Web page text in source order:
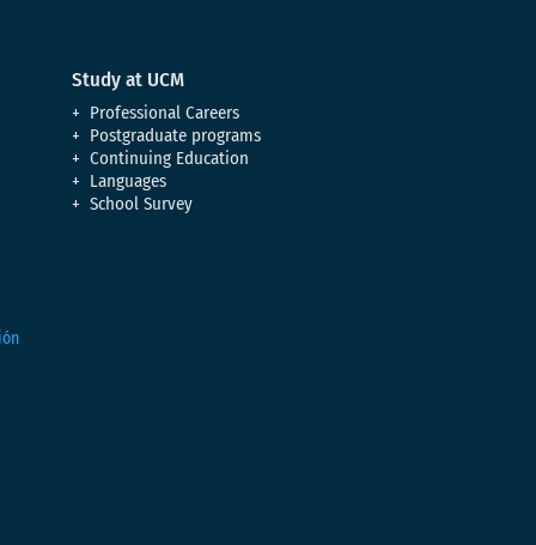
Study at UCM
Professional Careers
Postgraduate programs
Continuing Education
Languages
School Survey